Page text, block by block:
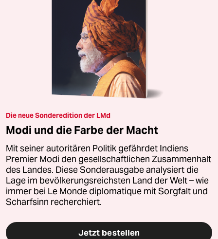
Die neue Sonderedition der LMd
Modi und die Farbe der Macht
Mit seiner autoritären Politik gefährdet Indiens
Premier Modi den gesellschaftlichen Zusammenhalt
des Landes. Diese Sonderausgabe analysiert die
Lage im bevölkerungsreichsten Land der Welt – wie
immer bei Le Monde diplomatique mit Sorgfalt und
Scharfsinn recherchiert.
Jetzt bestellen